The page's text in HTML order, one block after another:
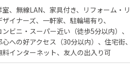
室 無線LAN 家具付き
リフォーム・
ザイナーズ
一軒家
駐輪場有り
ンビニ・スーパー近い（徒歩5分以内）
心への好アクセス（30分以内）
住宅街
料インターネット
友人の出入り可